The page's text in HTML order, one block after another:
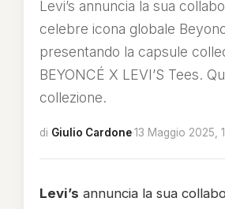
Levi’s annuncia la sua
celebre icona globale
presentando la capsule
BEYONCÉ X LEVI’S Tees.
collezione.
di Giulio Cardone·13 Maggio 2025,
Levi’s annuncia la sua